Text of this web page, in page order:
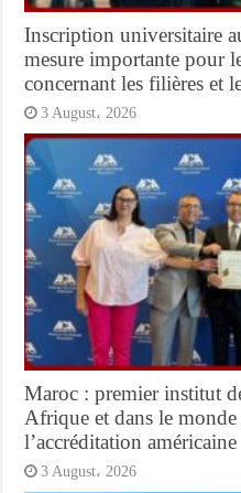
Inscription universitaire
mesure importante pour
concernant les filières et
3 August، 2026
Maroc : premier institut
Afrique et dans le monde
l’accréditation américaine
3 August، 2026